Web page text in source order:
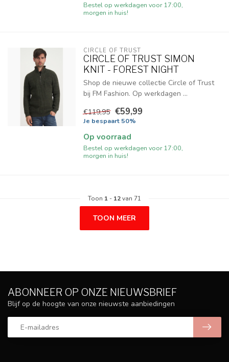
Bestel op werkdagen voor 17:00,
morgen in huis!
CIRCLE OF TRUST
CIRCLE OF TRUST SIMON
KNIT - FOREST NIGHT
Shop de nieuwe collectie Circle of Trust
bij FM Fashion. Op werkdagen ...
€119,95 €59,99
Je bespaart 50%
Op voorraad
Bestel op werkdagen voor 17:00,
morgen in huis!
Toon 1 - 12van 71
TOON MEER
ABONNEER OP ONZE NIEUWSBRIEF
Blijf op de hoogte van onze nieuwste aanbiedingen